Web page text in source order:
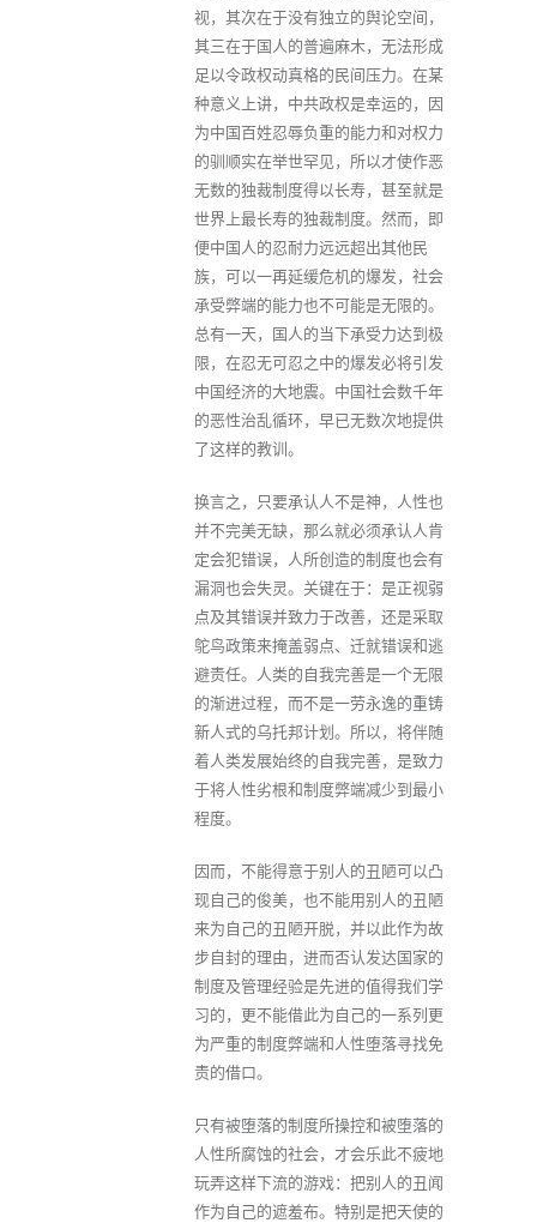
视，其次在于没有独立的舆论空间，
其三在于国人的普遍麻木，无法形成
足以令政权动真格的民间压力。在某
种意义上讲，中共政权是幸运的，因
为中国百姓忍辱负重的能力和对权力
的驯顺实在举世罕见，所以才使作恶
无数的独裁制度得以长寿，甚至就是
世界上最长寿的独裁制度。然而，即
便中国人的忍耐力远远超出其他民
族，可以一再延缓危机的爆发，社会
承受弊端的能力也不可能是无限的。
总有一天，国人的当下承受力达到极
限，在忍无可忍之中的爆发必将引发
中国经济的大地震。中国社会数千年
的恶性治乱循环，早已无数次地提供
了这样的教训。
换言之，只要承认人不是神，人性也
并不完美无缺，那么就必须承认人肯
定会犯错误，人所创造的制度也会有
漏洞也会失灵。关键在于：是正视弱
点及其错误并致力于改善，还是采取
鸵鸟政策来掩盖弱点、迁就错误和逃
避责任。人类的自我完善是一个无限
的渐进过程，而不是一劳永逸的重铸
新人式的乌托邦计划。所以，将伴随
着人类发展始终的自我完善，是致力
于将人性劣根和制度弊端减少到最小
程度。
因而，不能得意于别人的丑陋可以凸
现自己的俊美，也不能用别人的丑陋
来为自己的丑陋开脱，并以此作为故
步自封的理由，进而否认发达国家的
制度及管理经验是先进的值得我们学
习的，更不能借此为自己的一系列更
为严重的制度弊端和人性堕落寻找免
责的借口。
只有被堕落的制度所操控和被堕落的
人性所腐蚀的社会，才会乐此不疲地
玩弄这样下流的游戏：把别人的丑闻
作为自己的遮羞布。特别是把天使的